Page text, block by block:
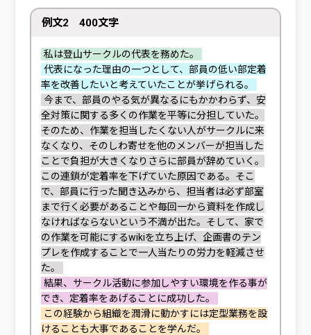
例文2 400文字
私は登山サークルの代表を務めた。
代表になった理由の一つとして、部員の低い部定着
率を改善したいと考えていたことが挙げられる。
今まで、部員のやる気が異なるにもかかわらず、安
全対策に関する多くの作業を平等に分担していた。
そのため、作業を担当したくない人がサークルに来
なくなり、そのしわ寄せを他のメンバーが担当した
ことで負担が大きくなりさらに部員が辞めていく。
この連鎖が定着率を下げていた原因である。そこ
で、部員に行った聞き込みから、担当者は必ず部室
まで行く必要があることや毎回一から資料を作成し
なければならないという不満が出た。そして、家で
の作業を可能にするwikiを立ち上げ、企画書のテン
プレを作成することで一人当たりの労力を軽減させ
た。
結果、サークル活動に参加しやすい環境を作る事が
でき、定着率をあげることに成功した。
この経験から組織を潤滑に動かすには定型業務を設
けることも大事であることを学んだ。